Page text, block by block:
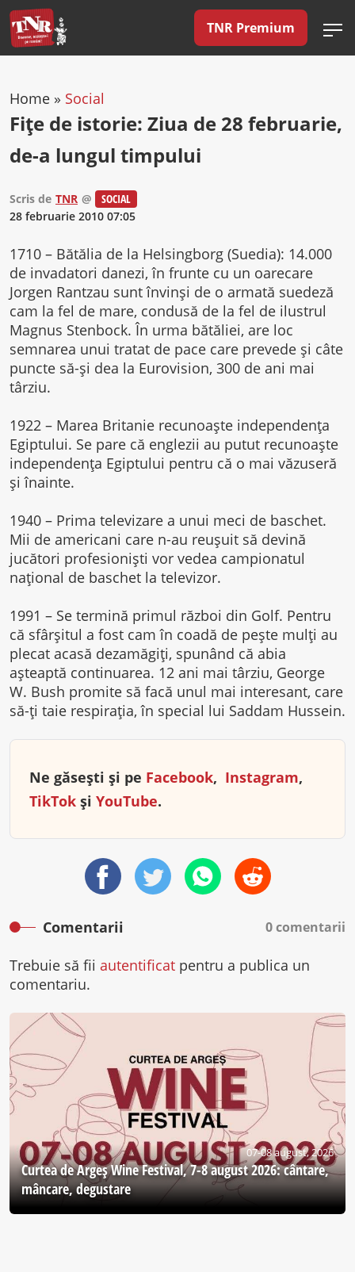
TNR Premium
Home » Social
Fiţe de istorie: Ziua de 28 februarie,
de-a lungul timpului
Scris de TNR @
SOCIAL
28 februarie 2010 07:05
1710 – Bătălia de la Helsingborg (Suedia): 14.000
de invadatori danezi, în frunte cu un oarecare
Jorgen Rantzau sunt învinşi de o armată suedeză
cam la fel de mare, condusă de la fel de ilustrul
Magnus Stenbock. În urma bătăliei, are loc
semnarea unui tratat de pace care prevede şi câte
puncte să-şi dea la Eurovision, 300 de ani mai
târziu.
1922 – Marea Britanie recunoaşte independenţa
Egiptului. Se pare că englezii au putut recunoaşte
independenţa Egiptului pentru că o mai văzuseră
şi înainte.
1940 – Prima televizare a unui meci de baschet.
Mii de americani care n-au reuşuit să devină
jucători profesionişti vor vedea campionatul
naţional de baschet la televizor.
1991 – Se termină primul război din Golf. Pentru
că sfârşitul a fost cam în coadă de peşte mulţi au
plecat acasă dezamăgiţi, spunând că abia
aşteaptă continuarea. 12 ani mai târziu, George
W. Bush promite să facă unul mai interesant, care
să-ţi taie respiraţia, în special lui Saddam Hussein.
Ne găsești și pe Facebook, Instagram,
TikTok și YouTube.
Comentarii 0 comentarii
Trebuie să fii autentificat pentru a publica un
comentariu.
07-08 august, 2026
Curtea de Argeş Wine Festival, 7-8 august 2026: cântare,
mâncare, degustare